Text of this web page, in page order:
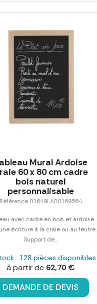
Mural Ardoise
60 x 80 cm cadre
bois naturel
personnalisable
01649LAB0169564
avec cadre en bois et ardoise
écriture à la craie ou au feutre.
Support de...
: 128 pièces disponibles
à partir de 62,70 €
DEMANDE DE DEVIS